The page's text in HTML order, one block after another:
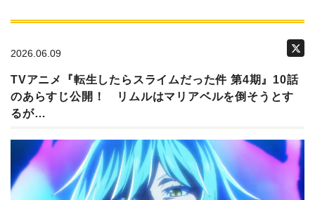
2026.06.09
TVアニメ『転生したらスライムだった件 第4期』10話
のあらすじ公開！ リムルはマリアベルを倒そうとす
るが…